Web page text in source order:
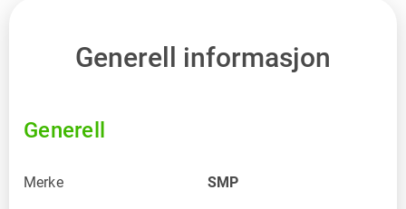
Generell informasjon
Generell
Merke SMP